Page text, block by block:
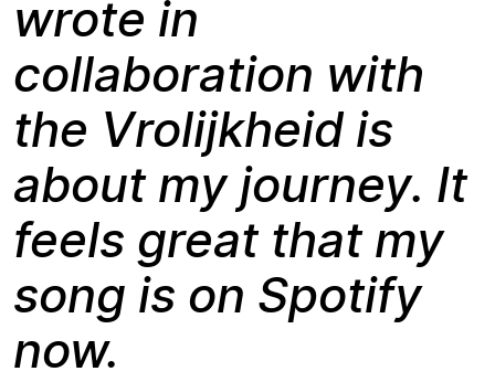
wrote in
collaboration with
the Vrolijkheid is
about my journey. It
feels great that my
song is on Spotify
now.